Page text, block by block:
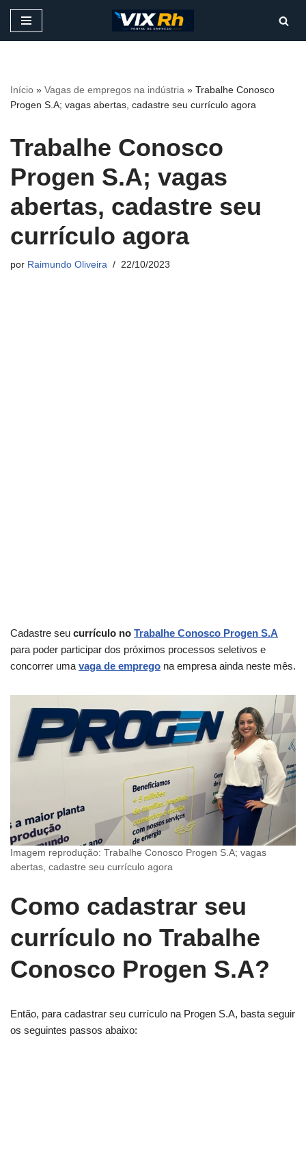
conteúdo
Início » Vagas de empregos na indústria » Trabalhe Conosco
Progen S.A; vagas abertas, cadastre seu currículo agora
Trabalhe Conosco
Progen S.A; vagas
abertas, cadastre seu
currículo agora
por Raimundo Oliveira 22/10/2023
Cadastre seu currículo no Trabalhe Conosco Progen S.A
para poder participar dos próximos processos seletivos e
concorrer uma vaga de emprego na empresa ainda neste mês.
Imagem reprodução: Trabalhe Conosco Progen S.A; vagas
abertas, cadastre seu currículo agora
Como cadastrar seu
currículo no Trabalhe
Conosco Progen S.A?
Então, para cadastrar seu currículo na Progen S.A, basta seguir
os seguintes passos abaixo: